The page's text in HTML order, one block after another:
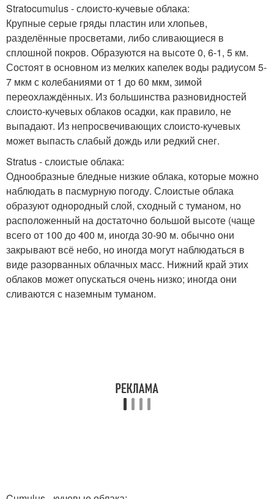
Stratocumulus - слоисто-кучевые облака:
Крупные серые гряды пластин или хлопьев,
разделённые просветами, либо сливающиеся в
сплошной покров. Образуются на высоте 0, 6-1, 5 км.
Состоят в основном из мелких капелек воды радиусом 5-
7 мкм с колебаниями от 1 до 60 мкм, зимой
переохлаждённых. Из большинства разновидностей
слоисто-кучевых облаков осадки, как правило, не
выпадают. Из непросвечивающих слоисто-кучевых
может выпасть слабый дождь или редкий снег.
Stratus - слоистые облака:
Однообразные бледные низкие облака, которые можно
наблюдать в пасмурную погоду. Слоистые облака
образуют однородный слой, сходный с туманом, но
расположенный на достаточно большой высоте (чаще
всего от 100 до 400 м, иногда 30-90 м. обычно они
закрывают всё небо, но иногда могут наблюдаться в
виде разорванных облачных масс. Нижний край этих
облаков может опускаться очень низко; иногда они
сливаются с наземным туманом.